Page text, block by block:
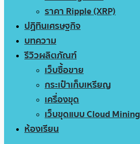
ราคา Ripple (XRP)
ปฏิทินเศรษฐกิจ
บทความ
รีวิวผลิตภัณฑ์
เว็บซื้อขาย
กระเป๋าเก็บเหรียญ
เครื่องขุด
เว็บขุดแบบ Cloud Mining
ห้องเรียน